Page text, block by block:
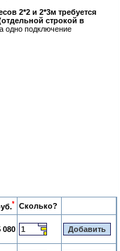
2*2 и 2*3м требуется
строкой в
одно подключение
*
Сколько?
080